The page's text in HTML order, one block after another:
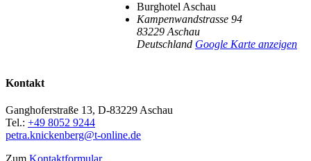
Burghotel Aschau
Kampenwandstrasse 94
83229 Aschau
Deutschland Google Karte anzeigen
Kontakt
Ganghoferstraße 13, D-83229 Aschau
Tel.: +49 8052 9244
petra.knickenberg@t-online.de
Zum Kontaktformular